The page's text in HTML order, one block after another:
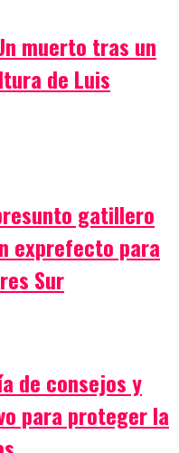
muerto tras un
de Luis
gatillero
exprefecto para
Sur
de consejos y
para proteger la